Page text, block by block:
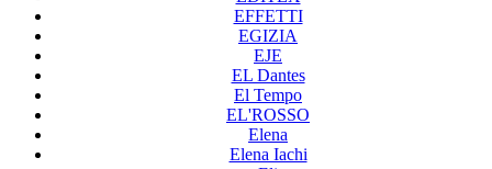
EFFETTI
EGIZIA
EJE
EL Dantes
El Tempo
EL'ROSSO
Elena
Elena Iachi